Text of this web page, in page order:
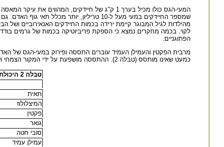
שמספר החיידקים במעי מעל ל-10 טריליון,
לקוי. בכמה מחקרים נמצא כי הספקת פריביוטיקה בכמות של גרמים
הפתוגניים.
כמעט שאינו מותסס (טבלה 2). ההתססה מושפעת על ידי המקור הצמחי ושלב ההבשלה, תכולת התפריט היומי והרכבו, כמות חיידקי המעיים וטיבם וכושר תאחיזת המים.
טבלה 2 היכולת לעבור התססה (פרמנטביליות) של סוגי הסיבים התזונתיים
תאית
המיצלולוז
פקטין
גואר
סובי חטה
עמילן עמיד